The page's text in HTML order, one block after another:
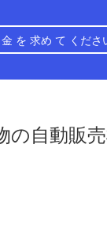
を 求め て くださ
の自動販